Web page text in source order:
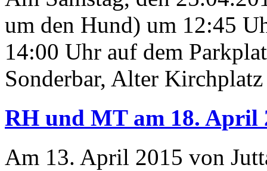
um den Hund) um 12:45
14:00 Uhr auf dem
Sonderbar, Alter
RH und MT am 18. April
Am 13. April 2015 von